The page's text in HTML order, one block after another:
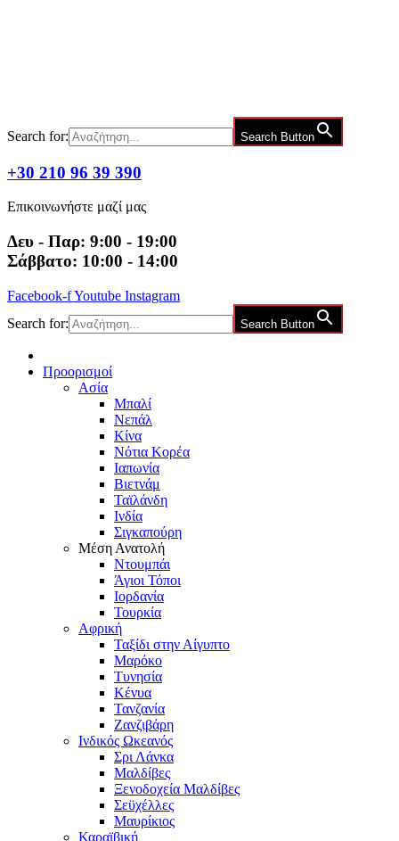
Search for: Search Button
+30 210 96 39 390
Επικοινωνήστε μαζί μας
Δευ - Παρ: 9:00 - 19:00
Σάββατο: 10:00 - 14:00
Facebook-fYoutube Instagram
Search for:
Search Button
Προορισμοί
Ασία
Μπαλί
Νεπάλ
Κίνα
Νότια Κορέα
Ιαπωνία
Βιετνάμ
Ταϊλάνδη
Ινδία
Σιγκαπούρη
Μέση Ανατολή
Ντουμπάι
Άγιοι Τόποι
Ιορδανία
Τουρκία
Αφρική
Ταξίδι στην Αίγυπτο
Μαρόκο
Τυνησία
Κένυα
Τανζανία
Ζανζιβάρη
Ινδικός Ωκεανός
Σρι Λάνκα
Μαλδίβες
Ξενοδοχεία Μαλδίβες
Σεϋχέλλες
Μαυρίκιος
Καραϊβική